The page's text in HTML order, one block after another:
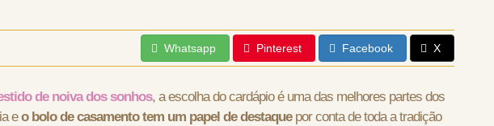
Whatsapp Pinterest Facebook X
de noiva dos sonhos, a escolha do cardápio é uma das melhores partes dos
eo bolo de casamento tem um papel de destaque por conta de toda a tradição